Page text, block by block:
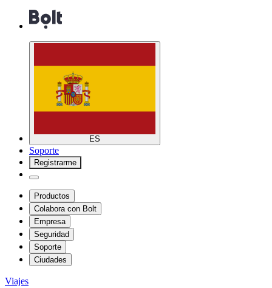
ES
Soporte
Registrarme
Productos
Colabora con Bolt
Empresa
Seguridad
Soporte
Ciudades
Viajes